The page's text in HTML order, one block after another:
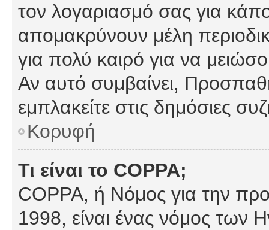
τον λογαριασμό σας για
απομακρύνουν μέλη
για πολύ καιρό για να
Αν αυτό συμβαίνει,
εμπλακείτε στις δημόσιες
Κορυφή
Τι είναι το COPPA;
COPPA, ή Νόμος για την
1998, είναι ένας νόμος των